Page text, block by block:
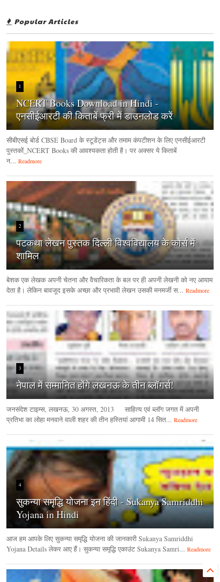
Popular Articles
1
NCERT Books Download in Hindi -
एनसीईआरटी की किताबें फ्री में डाउनलोड करें
सीबीएसई बोर्ड CBSE Board के स्टूडेंट्स और तमाम कंपटीशन के लिए एनसीईआरटी
पुस्तकों_NCERT Books की आवश्यकता होती है। पर अक्सर ये किताबें
न... Readmore
2
पटकथा लेखन पुस्तक दिल्ली विश्वविद्यालय के कोर्स में
शामिल
बेशक एक लेखक अपनी चेतना और वैचारिकता के बल पर ही अपनी लेखनी को नए आयाम
देता है। लेकिन बावजूद इसके अच्छा और प्रभावी लेखन उसकी मनमर्जी स... Readmore
3
नेपाल में सम्मानित होंगे लखनऊ के तीन ब्लॉगर्स!
जनसंदेश टाइम्‍स, लखनऊ, 30 अगस्‍त, 2013 साहित्य एवं ब्लॉग जगत में अपनी
प्रतिभा का लोहा मनवाने वाली शहर की तीन हस्तियां आगामी 14 सित... Readmore
4
सुकन्या समृद्धि योजना इन हिंदी - Sukanya Samriddhi
Yojana in Hindi
आज हम आपके लिए सुकन्या समृद्धि योजना की जानकारी Sukanya Samriddhi
Yojana Details लेकर आए हैं। सुकन्या समृद्धि एकाउंट Sukanya Samri... Readmore